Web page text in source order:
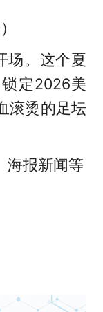
场。这个夏
定2026美
滚烫的足坛
海报新闻等